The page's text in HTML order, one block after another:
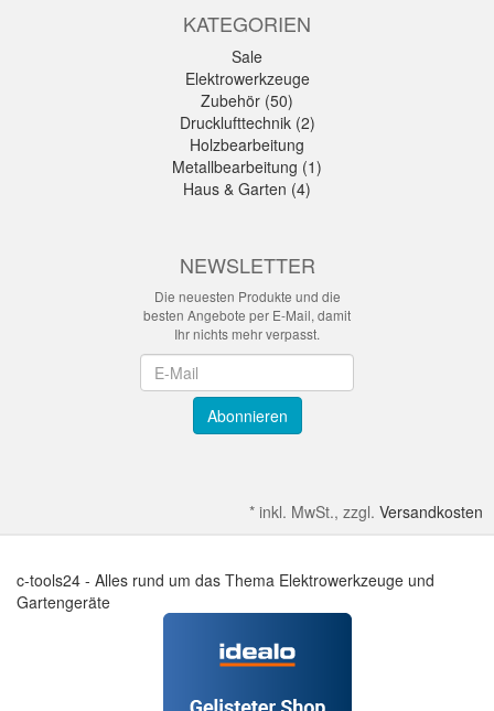
KATEGORIEN
Sale
Elektrowerkzeuge
Zubehör (50)
Drucklufttechnik (2)
Holzbearbeitung
Metallbearbeitung (1)
Haus & Garten (4)
NEWSLETTER
Die neuesten Produkte und die
besten Angebote per E-Mail, damit
Ihr nichts mehr verpasst.
Abonnieren
* inkl. MwSt., zzgl. Versandkosten
c-tools24 - Alles rund um das Thema Elektrowerkzeuge und
Gartengeräte